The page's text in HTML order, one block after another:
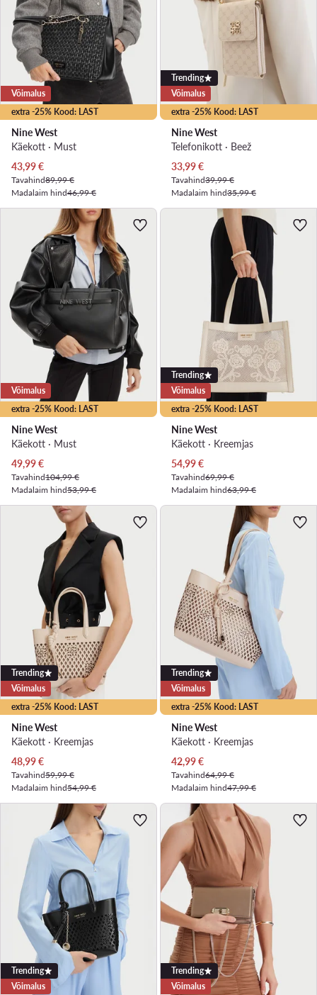
extra -25% Kood: LAST
Võimalus
Nine West
Käekott · Must
Praegune hind
43,99€
Tavahind89,99 €
Madalaim hind46,99 €
extra -25% Kood: LAST
Trending
Võimalus
Nine West
Telefonikott · Beež
Praegune hind
33,99€
Tavahind39,99 €
Madalaim hind35,99 €
extra -25% Kood: LAST
Võimalus
Nine West
Käekott · Must
Praegune hind
49,99€
Tavahind104,99 €
Madalaim hind53,99 €
extra -25% Kood: LAST
Trending
Võimalus
Nine West
Käekott · Kreemjas
Praegune hind
54,99€
Tavahind69,99 €
Madalaim hind63,99 €
extra -25% Kood: LAST
Trending
Võimalus
Nine West
Käekott · Kreemjas
Praegune hind
48,99€
Tavahind59,99 €
Madalaim hind54,99 €
extra -25% Kood: LAST
Trending
Võimalus
Nine West
Käekott · Kreemjas
Praegune hind
42,99€
Tavahind64,99 €
Madalaim hind47,99 €
Trending
Võimalus
Trending
Võimalus